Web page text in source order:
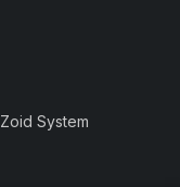
Zoid System